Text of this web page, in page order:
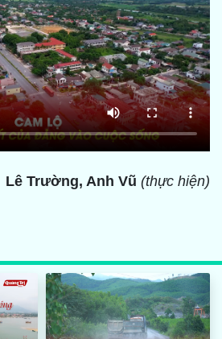
Lê Trường, Anh Vũ (thực hiện)